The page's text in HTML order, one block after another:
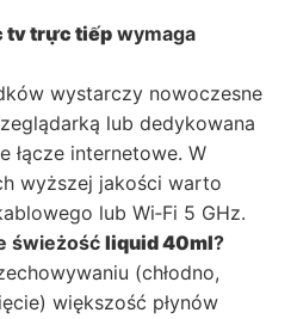
tv trực tiếp wymaga
wystarczy nowoczesne
lub dedykowana
łącze internetowe. W
wyższej jakości warto
lub Wi‑Fi 5 GHz.
świeżość liquid 40ml?
(chłodno,
większość płynów